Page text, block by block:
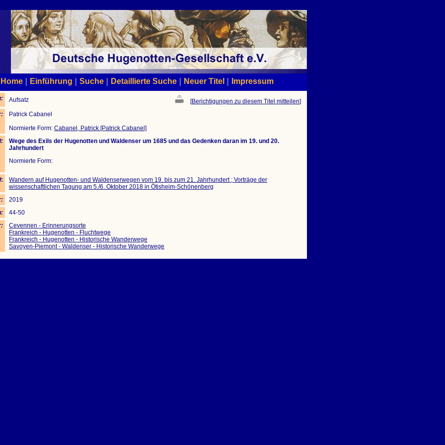
Home | Einführung | Suche | Detaillierte Suche | Neuer Titel | Impressum
Aufsatz [Berichtigungen zu diesem Titel mitteilen]
Patrick Cabanel
Normierte Form: Cabanel, Patrick [Patrick Cabanel]
Wege des Exils der Hugenotten und Waldenser um 1685 und das Gedenken daran im 19. und 20.
Jahrhundert
Normierte Form:
:
Wandern auf Hugenotten- und Waldenserwegen vom 19. bis zum 21. Jahrhundert ; Vorträge der
wissenschaftlichen Tagung am 5./6. Oktober 2018 in Ötisheim-Schönenberg
2019
44-50
Cevennen - Erinnerungsorte
Frankreich - Hugenotten - Fluchtwege
Frankreich - Hugenotten - Historische Wanderwege
Savoyen-Piemont - Waldenser - Historische Wanderwege